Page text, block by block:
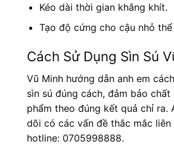
Kéo dài thời gian khắng khít.
Tạo độ cứng cho cậu nhỏ thể
Cách Sử Dụng Sìn Sú
Vũ Minh hướng dẫn anh em
sìn sú đúng cách, đảm bảo chất
phẩm theo đúng kết quả chỉ ra.
dõi có các vấn đề thắc mắc liên
hotline: 0705998888.